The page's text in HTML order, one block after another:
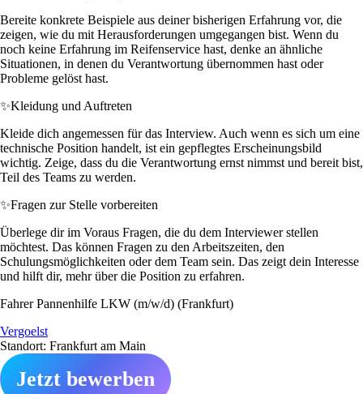
Bereite konkrete Beispiele aus deiner bisherigen Erfahrung vor, die
zeigen, wie du mit Herausforderungen umgegangen bist. Wenn du
noch keine Erfahrung im Reifenservice hast, denke an ähnliche
Situationen, in denen du Verantwortung übernommen hast oder
Probleme gelöst hast.
✨Kleidung und Auftreten
Kleide dich angemessen für das Interview. Auch wenn es sich um eine
technische Position handelt, ist ein gepflegtes Erscheinungsbild
wichtig. Zeige, dass du die Verantwortung ernst nimmst und bereit bist,
Teil des Teams zu werden.
✨Fragen zur Stelle vorbereiten
Überlege dir im Voraus Fragen, die du dem Interviewer stellen
möchtest. Das können Fragen zu den Arbeitszeiten, den
Schulungsmöglichkeiten oder dem Team sein. Das zeigt dein Interesse
und hilft dir, mehr über die Position zu erfahren.
Fahrer Pannenhilfe LKW (m/w/d) (Frankfurt)
Vergoelst
Standort: Frankfurt am Main
Jetzt bewerben